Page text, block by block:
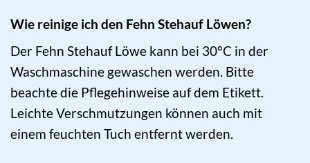
Wie reinige ich den Fehn Stehauf Löwen?
Der Fehn Stehauf Löwe kann bei 30°C in der
Waschmaschine gewaschen werden. Bitte
beachte die Pflegehinweise auf dem Etikett.
Leichte Verschmutzungen können auch mit
einem feuchten Tuch entfernt werden.